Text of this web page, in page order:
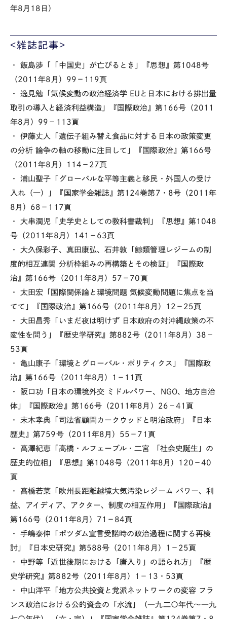
年8月18日）
<雑誌記事>
・ 飯島渉「「中国史」が亡びるとき」『思想』第1048号
（2011年8月）99－119頁
・ 逸見勉「気候変動の政治経済学 EUと日本における排出量
取引の導入と経済利益構造」『国際政治』第166号（2011
年8月）99－113頁
・ 伊藤丈人「遺伝子組み替え食品に対する日本の政策変更
の分析 論争の軸の移動に注目して」『国際政治』第166号
（2011年8月）114－27頁
・ 浦山聖子「グローバルな平等主義と移民・外国人の受け
入れ（一）」『国家学会雑誌』第124巻第7・8号（2011年
8月）68－117頁
・ 大串潤児「史学史としての教科書裁判」『思想』第1048
号（2011年8月）141－63頁
・ 大久保彩子、真田康弘、石井敦「鯨類管理レジームの制
度的相互連関 分析枠組みの再構築とその検証」『国際政
治』第166号（2011年8月）57－70頁
・ 太田宏「国際関係論と環境問題 気候変動問題に焦点を当
てて」『国際政治』第166号（2011年8月）12－25頁
・ 大田昌秀「いまだ夜は明けず 日本政府の対沖縄政策の不
変性を問う」『歴史学研究』第882号（2011年8月）38－
53頁
・ 亀山康子「環境とグローバル・ポリティクス」『国際政
治』第166号（2011年8月）1－11頁
・ 阪口功「日本の環境外交 ミドルパワー、NGO、地方自治
体」『国際政治』第166号（2011年8月）26－41頁
・ 末木孝典「司法省顧問カークウッドと明治政府」『日本
歴史』第759号（2011年8月）55－71頁
・ 高澤紀恵「高橋・ルフェーブル・二宮 「社会史誕生」の
歴史的位相」『思想』第1048号（2011年8月）120－40
頁
・ 高橋若菜「欧州長距離越境大気汚染レジーム パワー、利
益、アイディア、アクター、制度の相互作用」『国際政治』
第166号（2011年8月）71－84頁
・ 手嶋泰伸「ポツダム宣言受諾時の政治過程に関する再検
討」『日本史研究』第588号（2011年8月）1－25頁
・ 中野等「近世後期における「唐入り」の語られ方」『歴
史学研究』第882号（2011年8月）1－13・53頁
・ 中山洋平「地方公共投資と党派ネットワークの変容 フラ
ンス政治における公的資金の「水流」（一九二〇年代～一九